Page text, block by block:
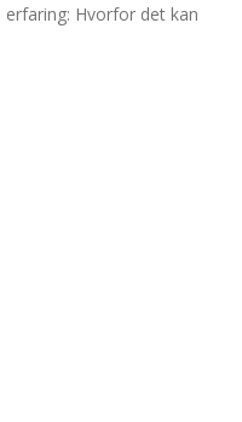
Hvorfor det kan